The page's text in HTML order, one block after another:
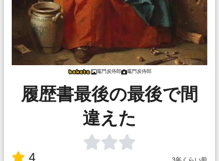
竈門炭痔郎 竈門炭痔郎
履歴書最後の最後で間
違えた
4